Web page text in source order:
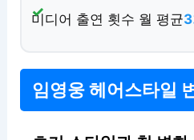
미디어 출연 횟수 월 평균
임영웅 헤어스타일